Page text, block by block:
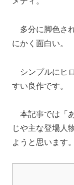
多分に脚色さ
にかく面白い。
シンプルにヒ
すい良作です。
本記事では「
じや主な登場人
ようと思います。